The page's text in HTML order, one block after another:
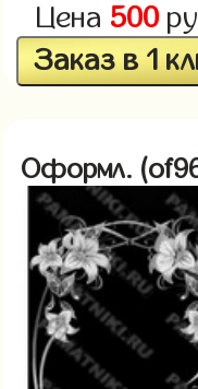
Цена 500
Заказ в 1
Оформл.